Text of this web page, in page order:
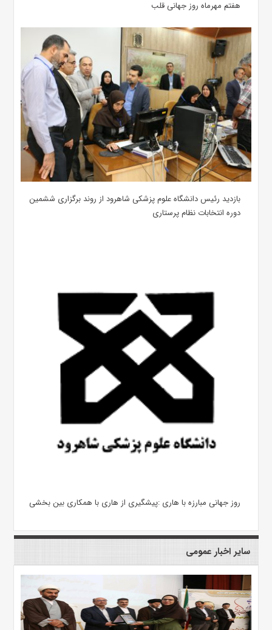
هفتم مهرماه روز جهانی قلب
بازدید رئیس دانشگاه علوم پزشکی شاهرود از روند برگزاری ششمین
دوره انتخابات نظام پرستاری
روز جهانی مبارزه با هاری :پیشگیری از هاری با همکاری بین بخشی
سایر اخبار عمومی